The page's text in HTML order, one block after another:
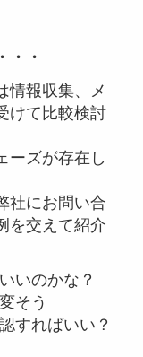
・・
情報収集、メ
けて比較検討
ーズが存在し
社にお問い合
を交えて紹介
いのかな？
そう
すればいい？